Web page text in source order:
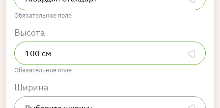
Обязательное поле
Высота
Обязательное поле
Ширина